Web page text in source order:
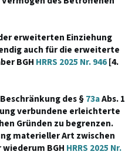
erweiterten Einziehung
auch für die erweiterte
BGH HRRS 2025 Nr. 946[4.
des §73aAbs. 1
verbundene erleichterte
Gründen zu begrenzen.
materieller Art zwischen
BGH HRRS 2025 Nr.